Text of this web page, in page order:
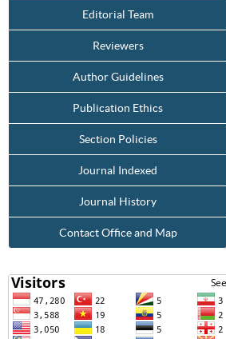
Editorial Team
Reviewers
Author Guidelines
Publication Ethics
Section Policies
Journal Indexed
Journal History
Contact Office and Map